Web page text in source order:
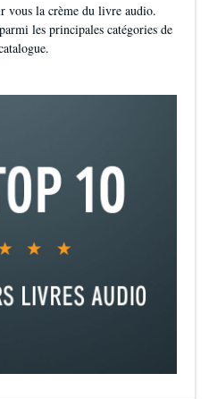
vous la crème du livre audio.
les principales catégories de